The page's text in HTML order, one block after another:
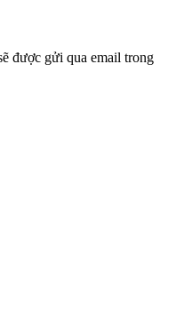
được gửi qua email trong